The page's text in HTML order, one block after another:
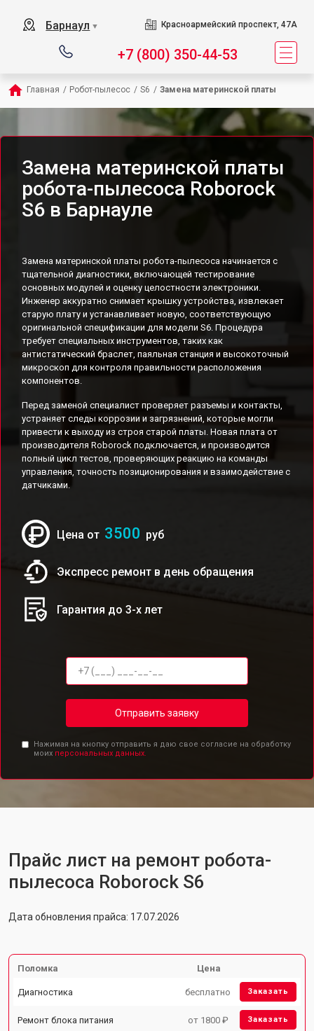
Барнаул ▼ Красноармейский проспект, 47А
+7 (800) 350-44-53
Главная / Робот-пылесос / S6 / Замена материнской платы
Замена материнской платы
робота-пылесоса Roborock
S6 в Барнауле
Замена материнской платы робота-пылесоса начинается с
тщательной диагностики, включающей тестирование
основных модулей и оценку целостности электроники.
Инженер аккуратно снимает крышку устройства, извлекает
старую плату и устанавливает новую, соответствующую
оригинальной спецификации для модели S6. Процедура
требует специальных инструментов, таких как
антистатический браслет, паяльная станция и высокоточный
микроскоп для контроля правильности расположения
компонентов.
Перед заменой специалист проверяет разъемы и контакты,
устраняет следы коррозии и загрязнений, которые могли
привести к выходу из строя старой платы. Новая плата от
производителя Roborock подключается, и производится
полный цикл тестов, проверяющих реакцию на команды
управления, точность позиционирования и взаимодействие с
датчиками.
Цена от 3500 руб
Экспресс ремонт в день обращения
Гарантия до 3-х лет
Отправить заявку
Нажимая на кнопку отправить я даю свое согласие на обработку
моих персональных данных.
Прайс лист на ремонт робота-
пылесоса Roborock S6
Дата обновления прайса: 17.07.2026
Поломка Цена
Диагностика бесплатно Заказать
Ремонт блока питания от 1800 ₽ Заказать